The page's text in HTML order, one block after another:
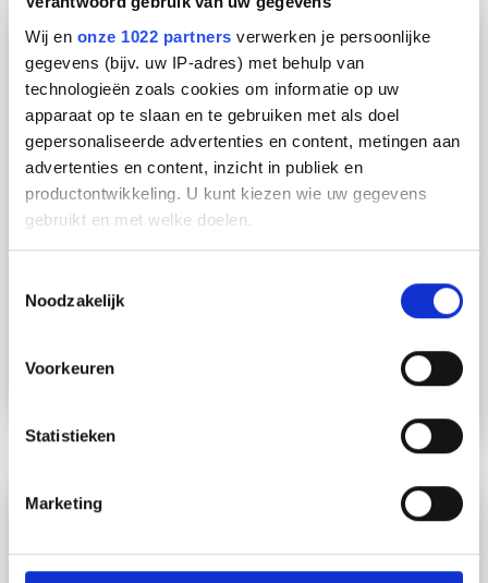
Wij en onze 1022 partners verwerken je persoonlijke
gegevens (bijv. uw IP-adres) met behulp van
technologieën zoals cookies om informatie op uw
apparaat op te slaan en te gebruiken met als doel
gepersonaliseerde advertenties en content, metingen aan
advertenties en content, inzicht in publiek en
productontwikkeling. U kunt kiezen wie uw gegevens
gebruikt en met welke doelen.
Informatie verzamelen over uw geografische locatie,
Uw apparaat identificeren door het actief te scannen
op specifieke eigenschappen (fingerprinting)
verwerkt en stel uw voorkeuren in het
detailgedeelte in.
personaliseren, om functies voor social media te bieden
Noodzakelijk
Voorkeuren
Statistieken
Marketing
Lock OK3 60.300 RVS304 kabelgoot